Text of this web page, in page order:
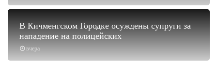
вчера
В Кичменгском Городке осуждены супруги за
нападение на полицейских